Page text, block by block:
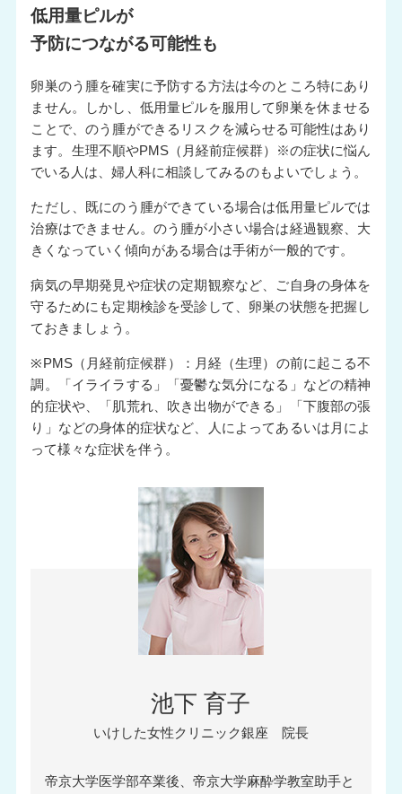
低用量ピルが
予防につながる可能性も
卵巣のう腫を確実に予防する方法は今のところ特にあり
ません。しかし、低用量ピルを服用して卵巣を休ませる
ことで、のう腫ができるリスクを減らせる可能性はあり
ます。生理不順やPMS（月経前症候群）※の症状に悩ん
でいる人は、婦人科に相談してみるのもよいでしょう。
ただし、既にのう腫ができている場合は低用量ピルでは
治療はできません。のう腫が小さい場合は経過観察、大
きくなっていく傾向がある場合は手術が一般的です。
病気の早期発見や症状の定期観察など、ご自身の身体を
守るためにも定期検診を受診して、卵巣の状態を把握し
ておきましょう。
※PMS（月経前症候群）：月経（生理）の前に起こる不
調。「イライラする」「憂鬱な気分になる」などの精神
的症状や、「肌荒れ、吹き出物ができる」「下腹部の張
り」などの身体的症状など、人によってあるいは月によ
って様々な症状を伴う。
池下 育子
いけした女性クリニック銀座 院長
帝京大学医学部卒業後、帝京大学麻酔学教室助手と